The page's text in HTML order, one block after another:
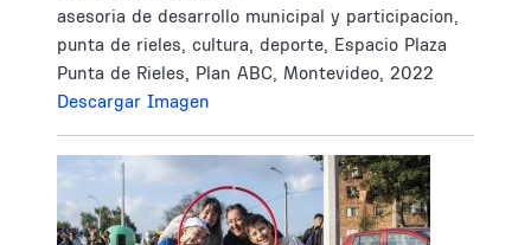
asesoria de desarrollo municipal y participacion,
punta de rieles, cultura, deporte, Espacio Plaza
Punta de Rieles, Plan ABC, Montevideo, 2022
Descargar Imagen